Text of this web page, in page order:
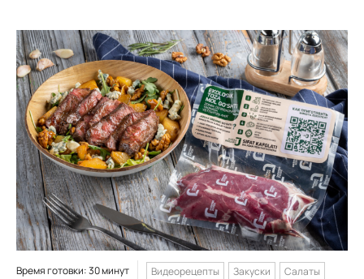
Время готовки: 30 минут Видеорецепты Закуски Салаты